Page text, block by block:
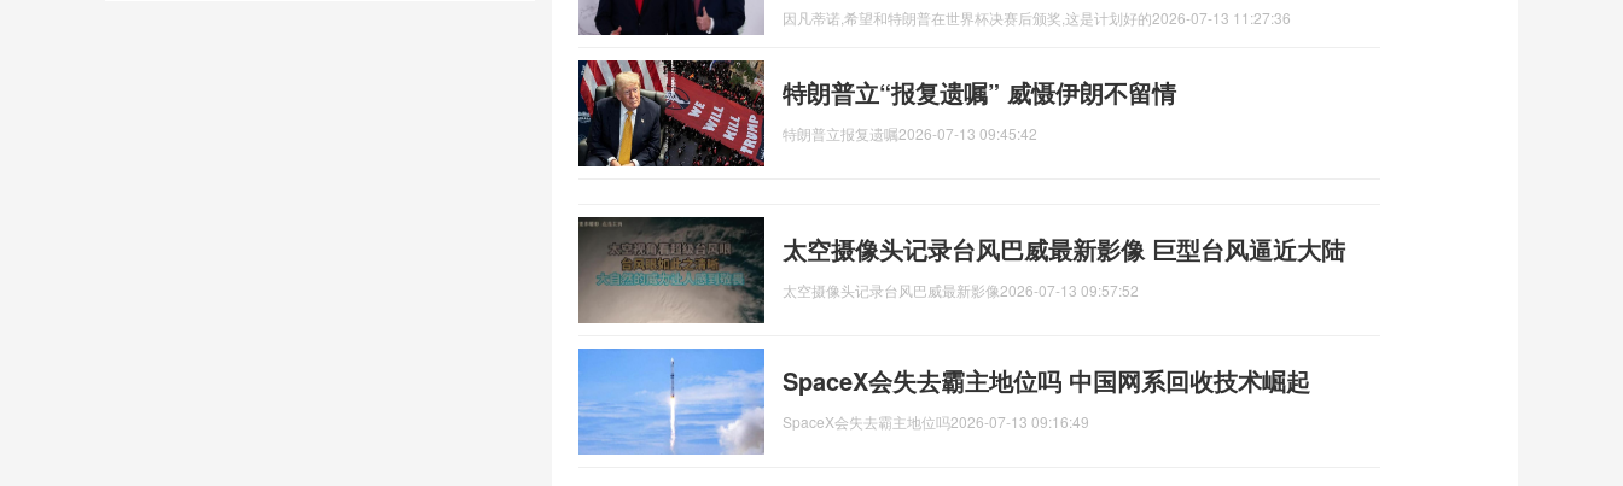
因凡蒂诺,希望和特朗普在世界杯决赛后颁奖,这是计划好的2026-07-13 11:27:36
特朗普立“报复遗嘱” 威慑伊朗不留情
特朗普立报复遗嘱2026-07-13 09:45:42
太空摄像头记录台风巴威最新影像 巨型台风逼近大陆
太空摄像头记录台风巴威最新影像2026-07-13 09:57:52
SpaceX会失去霸主地位吗 中国网系回收技术崛起
SpaceX会失去霸主地位吗2026-07-13 09:16:49